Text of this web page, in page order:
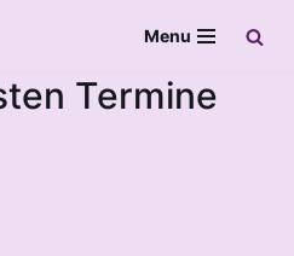
Menu
Termine